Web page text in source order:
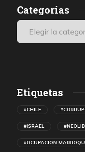
Categorías
Etiquetas
#CHILE
#ISRAEL
#OCUPACION